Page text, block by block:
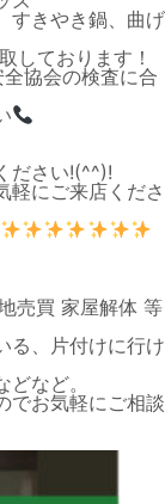
すきやき鍋、曲げ
しております！
協会の検査に合
ださい!(^^)!
軽にご来店くださ
売買 家屋解体 等
る、片付けに行け
など。
でお気軽にご相談